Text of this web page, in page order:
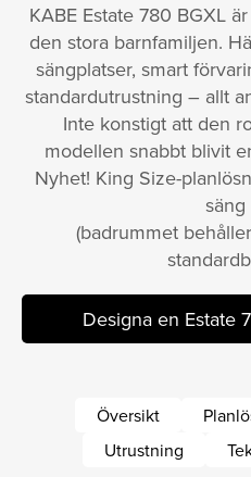
KABE Estate 780 BGXL
den stora barnfamiljen.
sängplatser, smart
standardutrustning – allt
Inte konstigt att den
modellen snabbt blivit
Nyhet! King Size-
(badrummet
Designa en Estate
Översikt
Utrustning